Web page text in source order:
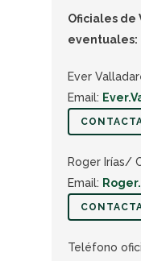
Oficiales de
eventuales:
Ever
Email:
Roger Irías/
Email:
Teléfono